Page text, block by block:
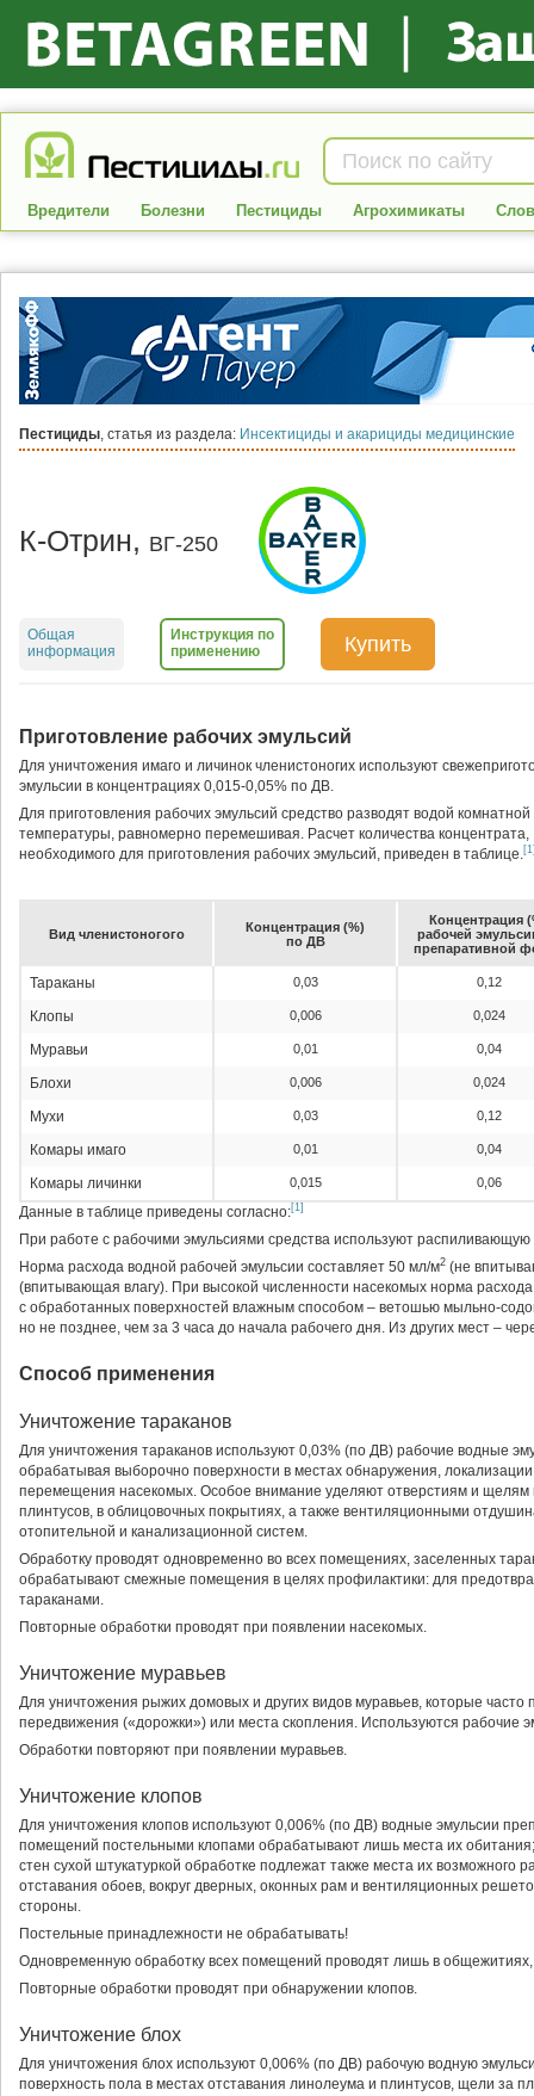
Вредители Болезни Пестициды Агрохимикаты
Пестициды, статья из раздела: Инсектициды и акарициды медицинские
К-Отрин, ВГ-250
Общая
информация
Инструкция по
применению
Купить
Приготовление рабочих эмульсий
Для уничтожения имаго и личинок членистоногих используют
эмульсии в концентрациях 0,015-0,05% по ДВ.
Для приготовления рабочих эмульсий средство разводят водой комнатной
температуры, равномерно перемешивая. Расчет количества концентрата,
необходимого для приготовления рабочих эмульсий, приведен в таблице.
Вид чле­нис­то­но­го­го
Кон­цен­тра­ция (%)
по ДВ
Кон­цен­тра­ция
ра­бо­чей
пре­па­ра­тив­ной
Тараканы 0,03 0,12
Клопы 0,006 0,024
Муравьи 0,01 0,04
Блохи 0,006 0,024
Мухи 0,03 0,12
Комары имаго 0,01 0,04
Комары личинки 0,015 0,06
Данные в таблице приведены согласно:[1]
При работе с рабочими эмульсиями средства используют
Норма расхода водной рабочей эмульсии составляет 50 мл/м2 (не
(впитывающая влагу). При высокой численности насекомых норма
с обработанных поверхностей влажным способом – ветошью мыльно-
но не позднее, чем за 3 часа до начала рабочего дня. Из других мест –
Способ применения
Уничтожение тараканов
Для уничтожения тараканов используют 0,03% (по ДВ) рабочие водные
обрабатывая выборочно поверхности в местах обнаружения,
перемещения насекомых. Особое внимание уделяют отверстиям и щелям
плинтусов, в облицовочных покрытиях, а также вентиляционными
отопительной и канализационной систем.
Обработку проводят одновременно во всех помещениях, заселенных
обрабатывают смежные помещения в целях профилактики: для
тараканами.
Повторные обработки проводят при появлении насекомых.
Уничтожение муравьев
Для уничтожения рыжих домовых и других видов муравьев, которые
передвижения («дорожки») или места скопления. Используются рабочие
Обработки повторяют при появлении муравьев.
Уничтожение клопов
Для уничтожения клопов используют 0,006% (по ДВ) водные эмульсии
помещений постельными клопами обрабатывают лишь места их
стен сухой штукатуркой обработке подлежат также места их возможного
отставания обоев, вокруг дверных, оконных рам и вентиляционных
стороны.
Постельные принадлежности не обрабатывать!
Одновременную обработку всех помещений проводят лишь в
Повторные обработки проводят при обнаружении клопов.
Уничтожение блох
Для уничтожения блох используют 0,006% (по ДВ) рабочую водную
поверхность пола в местах отставания линолеума и плинтусов, щели за